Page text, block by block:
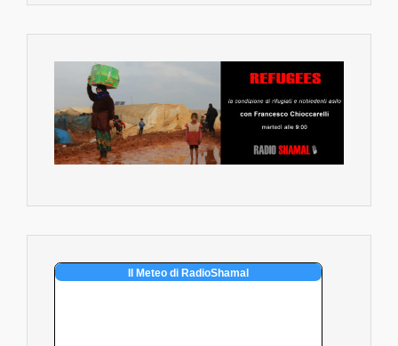
Il Meteo di RadioShamal